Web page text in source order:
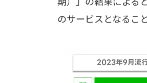
のサービスとなるこ